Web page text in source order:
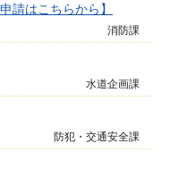
請はこちらから】
消防課
水道企画課
防犯・交通安全課